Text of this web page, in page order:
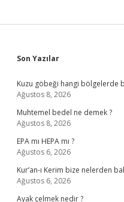
Sidebar
Son Yazılar
Kuzu göbeği hangi bölgelerde
Ağustos 8, 2026
Muhtemel bedel ne demek ?
Ağustos 8, 2026
EPA mı HEPA mı ?
Ağustos 6, 2026
Kur’an-ı Kerim bize nelerden
Ağustos 6, 2026
Ayak çelmek nedir ?